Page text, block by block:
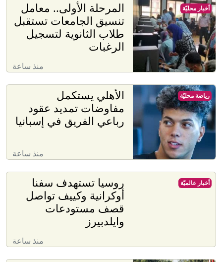
المرحلة الأولى.. معامل
تنسيق الجامعات تستقبل
طلاب الثانوية لتسجيل
الرغبات
منذ ساعة
أخبار محليّة
الأهلي يستكمل
مفاوضات تمديد عقود
رباعي الفريق في إسبانيا
منذ ساعة
رياضة محليّة
روسيا تستهدف سفنا
أوكرانية وكييف تواصل
قصف مستودعات
وايلدبيرز
منذ ساعة
أخبار عالميّة